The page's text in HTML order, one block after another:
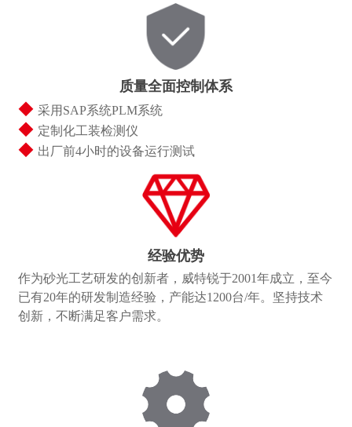
质量全面控制体系
◆ 采用SAP系统PLM系统
◆ 定制化工装检测仪
◆ 出厂前4小时的设备运行测试
经验优势
作为砂光工艺研发的创新者，威特锐于2001年成立，至今
已有20年的研发制造经验，产能达1200台/年。坚持技术
创新，不断满足客户需求。